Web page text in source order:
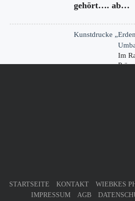
gehört…. ab…
Kunstdrucke
Im
STARTSEITE KONTAKT WIEBKES
IMPRESSUM
AGB